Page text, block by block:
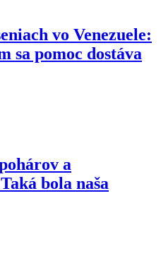
vo Venezuele:
sa pomoc dostáva
a
bola naša